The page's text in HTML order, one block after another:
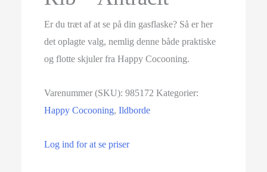
Er du træt af at se på din gasflaske? Så er her
det oplagte valg, nemlig denne både praktiske
og flotte skjuler fra Happy Cocooning.
Varenummer (SKU):985172 Kategorier:
Happy Cocooning,Ildborde
Log ind for at se priser